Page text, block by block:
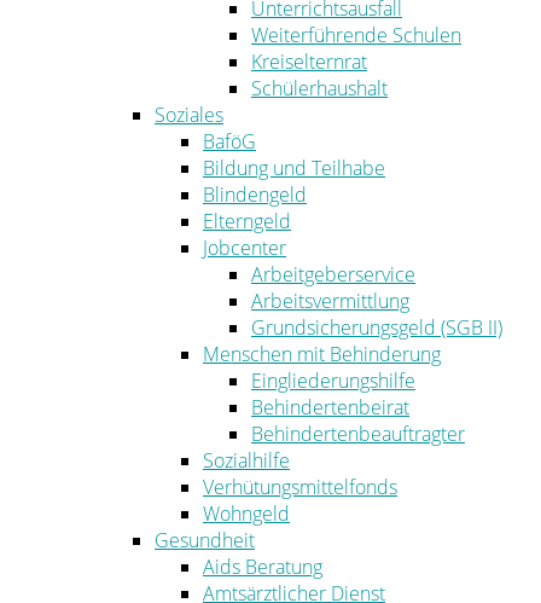
Unterrichtsausfall
Weiterführende Schulen
Kreiselternrat
Schülerhaushalt
Soziales
BaföG
Bildung und Teilhabe
Blindengeld
Elterngeld
Jobcenter
Arbeitgeberservice
Arbeitsvermittlung
Grundsicherungsgeld (SGB II)
Menschen mit Behinderung
Eingliederungshilfe
Behindertenbeirat
Behindertenbeauftragter
Sozialhilfe
Verhütungsmittelfonds
Wohngeld
Gesundheit
Aids Beratung
Amtsärztlicher Dienst